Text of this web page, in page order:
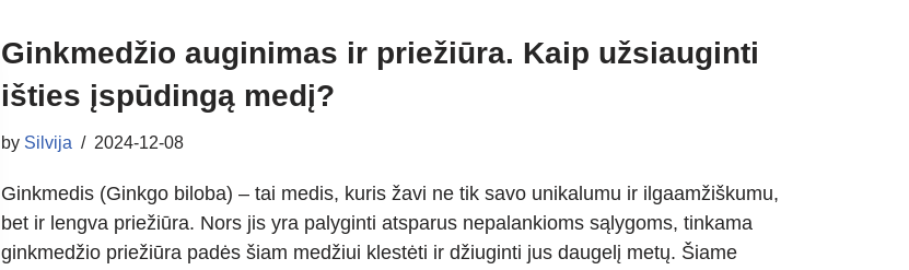
Ginkmedžio auginimas ir priežiūra. Kaip užsiauginti
išties įspūdingą medį?
by Silvija 2024-12-08
Ginkmedis (Ginkgo biloba) – tai medis, kuris žavi ne tik savo unikalumu ir ilgaamžiškumu,
bet ir lengva priežiūra. Nors jis yra palyginti atsparus nepalankioms sąlygoms, tinkama
ginkmedžio priežiūra padės šiam medžiui klestėti ir džiuginti jus daugelį metų. Šiame